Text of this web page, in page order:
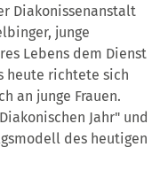
Diakonissenanstalt
junge
Lebens dem Dienst
heute richtete sich
an junge Frauen.
Jahr" und
des heutigen